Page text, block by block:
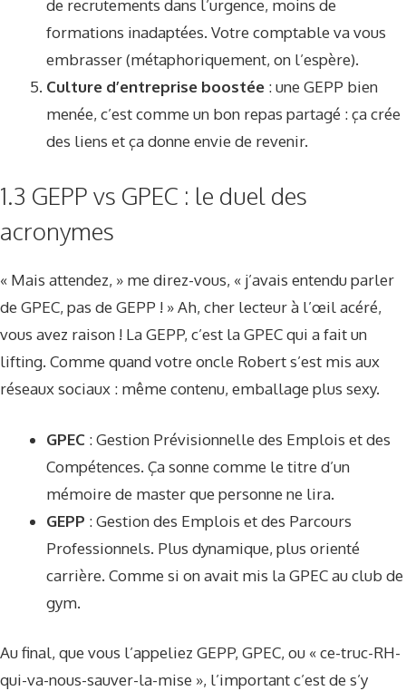
de recrutements dans l’urgence, moins de
formations inadaptées. Votre comptable va vous
embrasser (métaphoriquement, on l’espère).
Culture d’entreprise boostée : une GEPP bien
menée, c’est comme un bon repas partagé : ça crée
des liens et ça donne envie de revenir.
1.3 GEPP vs GPEC : le duel des
acronymes
« Mais attendez, » me direz-vous, « j’avais entendu parler
de GPEC, pas de GEPP ! » Ah, cher lecteur à l’œil acéré,
vous avez raison ! La GEPP, c’est la GPEC qui a fait un
lifting. Comme quand votre oncle Robert s’est mis aux
réseaux sociaux : même contenu, emballage plus sexy.
GPEC : Gestion Prévisionnelle des Emplois et des
Compétences. Ça sonne comme le titre d’un
mémoire de master que personne ne lira.
GEPP : Gestion des Emplois et des Parcours
Professionnels. Plus dynamique, plus orienté
carrière. Comme si on avait mis la GPEC au club de
gym.
Au final, que vous l’appeliez GEPP, GPEC, ou « ce-truc-RH-
qui-va-nous-sauver-la-mise », l’important c’est de s’y